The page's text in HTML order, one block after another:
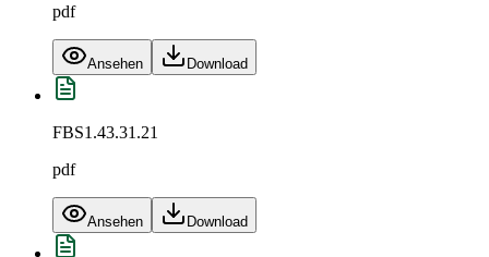
pdf
Ansehen Download
FBS1.43.31.21
pdf
Ansehen Download